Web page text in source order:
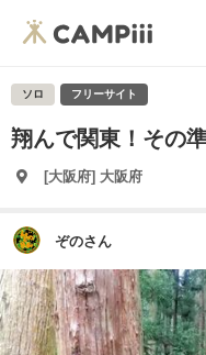
ソロ フリーサイト
翔んで関東！その
[大阪府] 大阪府
ぞのさん